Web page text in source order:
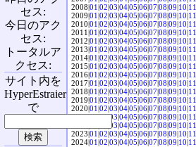
2008|01|02|03|04|05|06|07|08|09|10|11
2009|01|02|03|04|05|06|07|08|09|10|11
2010|01|02|03|04|05|06|07|08|09|10|11
2011|01|02|03|04|05|06|07|08|09|10|11
2012|01|02|03|04|05|06|07|08|09|10|11
2013|01|02|03|04|05|06|07|08|09|10|11
2014|01|02|03|04|05|06|07|08|09|10|11
2015|01|02|03|04|05|06|07|08|09|10|11
2016|01|02|03|04|05|06|07|08|09|10|11
2017|01|02|03|04|05|06|07|08|09|10|11
2018|01|02|03|04|05|06|07|08|09|10|11
2019|01|02|03|04|05|06|07|08|09|10|11
2020|01|02|03|04|05|06|07|08|09|10|11
2021|01|02|03|04|05|06|07|08|09|10|11
03|04|05|06|07|08|09|10|11
2023|01|02|03|04|05|06|07|08|09|10|11
2024|01|02|03|04|05|06|07|08|09|10|11
セス:
今日のアク
セス:
トータルア
クセス:
サイト内を
HyperEstraier
で